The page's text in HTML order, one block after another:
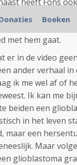
veel en graag. En
met hem gaat.
er in de video
ander verhaal in
ik me wel af of
Ik kan me
beiden een
in het leven
maar een
Maar
glioblastoma
Boeken